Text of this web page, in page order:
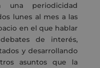
una periodicidad
lunes al mes a las
en el que hablar
de interés,
y desarrollando
asuntos que la